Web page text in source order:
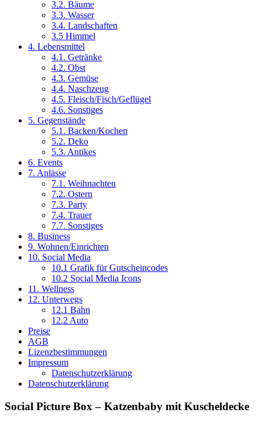
3.2. Bäume
3.3. Wasser
3.4. Landschaften
3.5 Himmel
4. Lebensmittel
4.1. Getränke
4.2. Obst
4.3. Gemüse
4.4. Naschzeug
4.5. Fleisch/Fisch/Geflügel
4.6. Sonstiges
5. Gegenstände
5.1. Backen/Kochen
5.2. Deko
5.3. Antikes
6. Events
7. Anlässe
7.1. Weihnachten
7.2. Ostern
7.3. Party
7.4. Trauer
7.7. Sonstiges
8. Business
9. Wohnen/Einrichten
10. Social Media
10.1 Grafik für Gutscheincodes
10.2 Social Media Icons
11. Wellness
12. Unterwegs
12.1 Bahn
12.2 Auto
Preise
AGB
Lizenzbestimmungen
Impressum
Datenschutzerklärung
Datenschutzerklärung
Social Picture Box – Katzenbaby mit Kuscheldecke